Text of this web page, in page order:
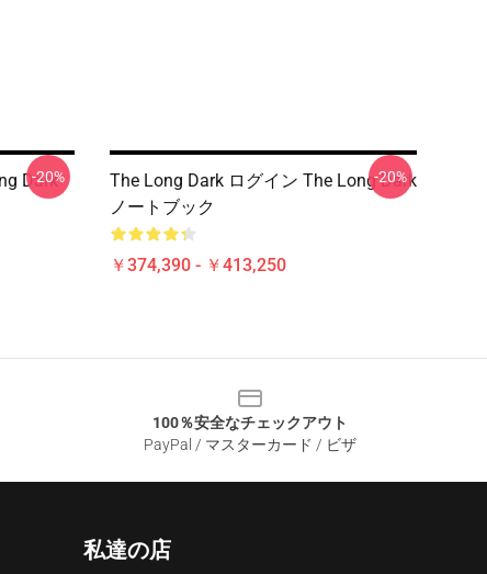
Dark
-20%
The Long Dark ログイン The Long Dark
ノートブック
￥374,390 - ￥413,250
-20%
100％安全なチェックアウト
PayPal / マスターカード / ビザ
私達の店